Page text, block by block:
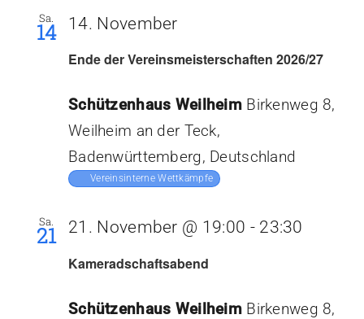
Sa.
14
Ende der Vereinsmeisterschaften 2026/27
14. November
Schützenhaus Weilheim Birkenweg 8,
Weilheim an der Teck,
Badenwürttemberg, Deutschland
Vereinsinterne Wettkämpfe
Sa.
21
Kameradschaftsabend
21. November @ 19:00 - 23:30
Schützenhaus Weilheim Birkenweg 8,